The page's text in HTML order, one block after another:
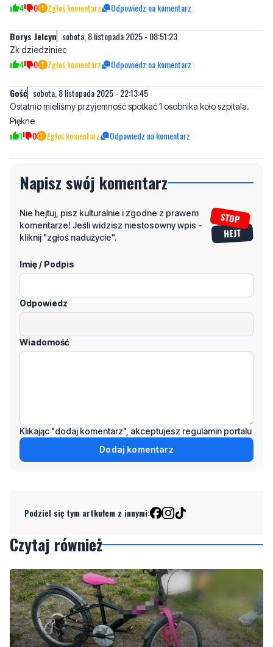
4 0 Zgłoś komentarz Odpowiedz na komentarz
Borys Jelcyn sobota, 8 listopada 2025 - 08:51:23
Zk dziedziniec
4 0 Zgłoś komentarz Odpowiedz na komentarz
Gość sobota, 8 listopada 2025 - 22:13:45
Ostatnio mieliśmy przyjemność spotkać 1 osobnika koło szpitala.
Piękne
1 0 Zgłoś komentarz Odpowiedz na komentarz
Napisz swój komentarz
Nie hejtuj, pisz kulturalnie i zgodne z prawem
komentarze! Jeśli widzisz niestosowny wpis -
kliknij "zgłoś nadużycie".
Imię / Podpis
Odpowiedz
Wiadomość
Klikając "dodaj komentarz", akceptujesz regulamin portalu
Dodaj komentarz
Podziel się tym artkułem z innymi:
Czytaj również